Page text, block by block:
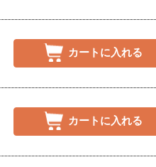
カートに入れる
カートに入れる